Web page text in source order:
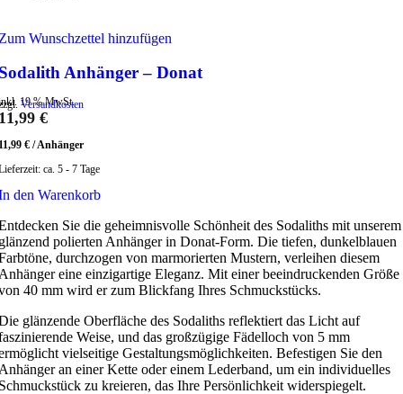
Wunschzettel hinzufügen
Anhänger – Donat
19 % MwSt.
Versandkosten
€
€ /Anhänger
ca. 5 - 7 Tage
den Warenkorb
Sie die geheimnisvolle Schönheit des Sodaliths mit unserem
polierten Anhänger in Donat-Form. Die tiefen, dunkelblauen
durchzogen von marmorierten Mustern, verleihen diesem
eine einzigartige Eleganz. Mit einer beeindruckenden Größe
40 mm wird er zum Blickfang Ihres Schmuckstücks.
glänzende Oberfläche des Sodaliths reflektiert das Licht auf
Weise, und das großzügige Fädelloch von 5 mm
vielseitige Gestaltungsmöglichkeiten. Befestigen Sie den
an einer Kette oder einem Lederband, um ein individuelles
zu kreieren, das Ihre Persönlichkeit widerspiegelt.